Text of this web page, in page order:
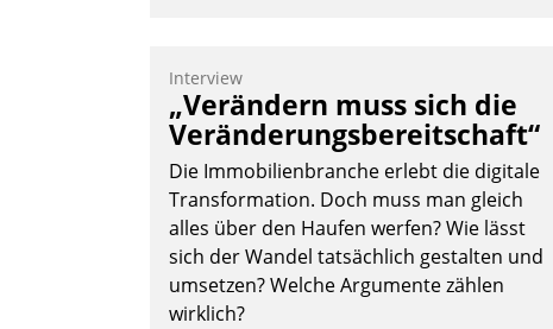
Interview
„Verändern muss sich die
Veränderungsbereitschaft“
Die Immobilienbranche erlebt die digitale
Transformation. Doch muss man gleich
alles über den Haufen werfen? Wie lässt
sich der Wandel tatsächlich gestalten und
umsetzen? Welche Argumente zählen
wirklich?